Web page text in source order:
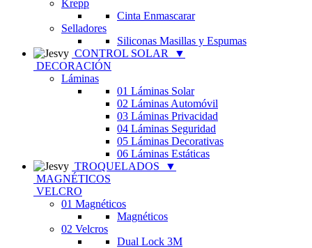
Krepp
Cinta Enmascarar
Selladores
Siliconas Masillas y Espumas
CONTROL SOLAR
▼
DECORACIÓN
Láminas
01 Láminas Solar
02 Láminas Automóvil
03 Láminas Privacidad
04 Láminas Seguridad
05 Láminas Decorativas
06 Láminas Estáticas
TROQUELADOS
▼
MAGNÉTICOS
VELCRO
01 Magnéticos
Magnéticos
02 Velcros
Dual Lock 3M